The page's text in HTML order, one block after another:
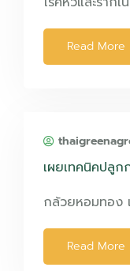
Read More
เผยเทคนิคปลู
กล้วยหอมทอง
Read More